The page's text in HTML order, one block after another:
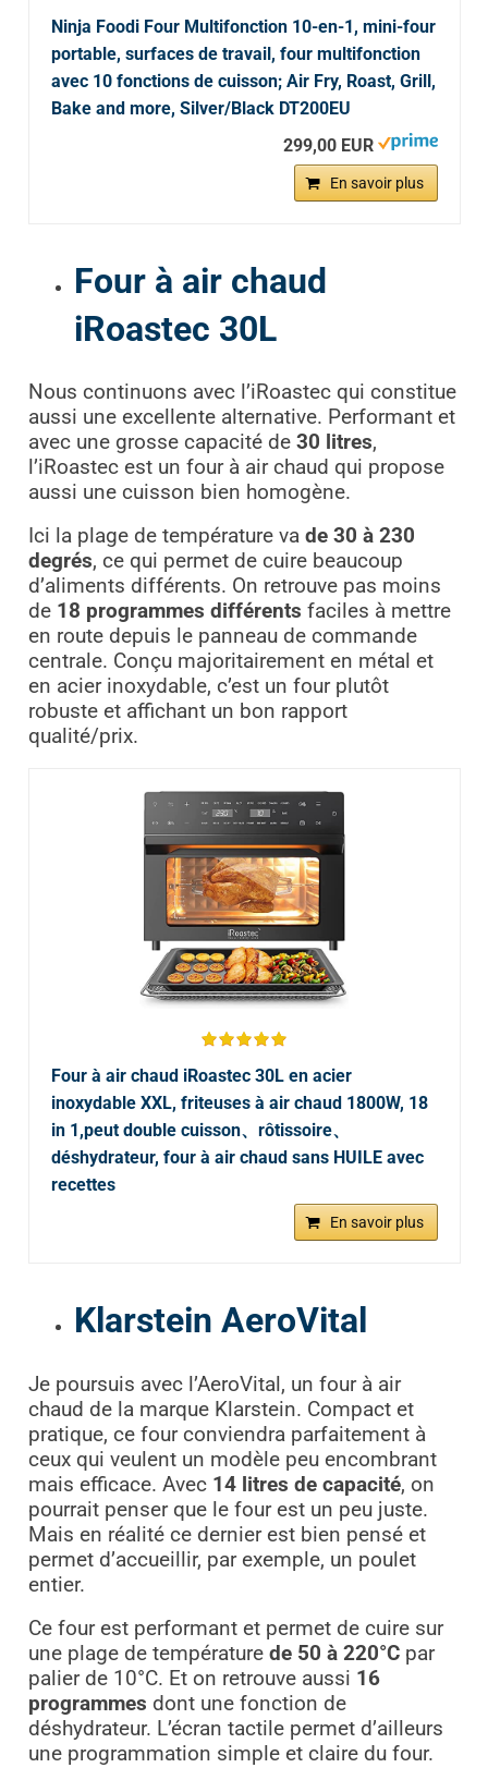
Ninja Foodi Four Multifonction 10-en-1, mini-four
portable, surfaces de travail, four multifonction
avec 10 fonctions de cuisson; Air Fry, Roast, Grill,
Bake and more, Silver/Black DT200EU
299,00 EUR
En savoir plus
Four à air chaud
iRoastec 30L
Nous continuons avec l’iRoastec qui constitue
aussi une excellente alternative. Performant et
avec une grosse capacité de 30 litres,
l’iRoastec est un four à air chaud qui propose
aussi une cuisson bien homogène.
Ici la plage de température va de 30 à 230
degrés, ce qui permet de cuire beaucoup
d’aliments différents. On retrouve pas moins
de 18 programmes différents faciles à mettre
en route depuis le panneau de commande
centrale. Conçu majoritairement en métal et
en acier inoxydable, c’est un four plutôt
robuste et affichant un bon rapport
qualité/prix.
Four à air chaud iRoastec 30L en acier
inoxydable XXL, friteuses à air chaud 1800W, 18
in 1,peut double cuisson、rôtissoire、
déshydrateur, four à air chaud sans HUILE avec
recettes
En savoir plus
Klarstein AeroVital
Je poursuis avec l’AeroVital, un four à air
chaud de la marque Klarstein. Compact et
pratique, ce four conviendra parfaitement à
ceux qui veulent un modèle peu encombrant
mais efficace. Avec 14 litres de capacité, on
pourrait penser que le four est un peu juste.
Mais en réalité ce dernier est bien pensé et
permet d’accueillir, par exemple, un poulet
entier.
Ce four est performant et permet de cuire sur
une plage de température de 50 à 220°Cpar
palier de 10°C. Et on retrouve aussi 16
programmes dont une fonction de
déshydrateur. L’écran tactile permet d’ailleurs
une programmation simple et claire du four.